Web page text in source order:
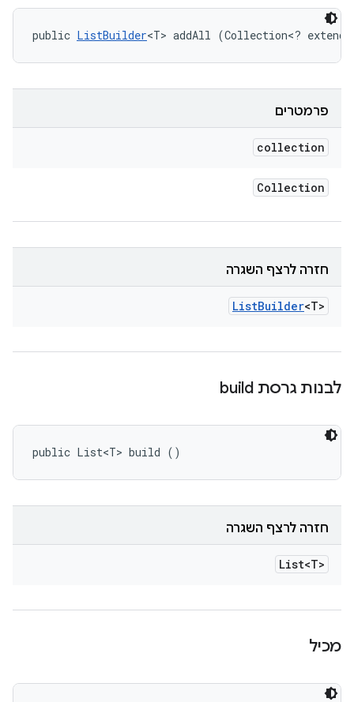
public ListBuilder<T> addAll (Collection<?
פרמטרים
collection
Collection
חזרה לרצף השגרה
ListBuilder<T>
לבנות גרסת build
public List<T> build ()
חזרה לרצף השגרה
List<T>
מכיל